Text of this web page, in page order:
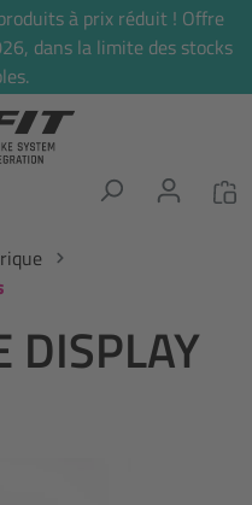
à prix réduit ! Offre
dans la limite des stocks
DISPLAY